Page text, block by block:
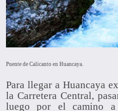
Puente de Calicanto en Huancaya.
Para llegar a Huancaya
la Carretera Central,
luego por el camino a